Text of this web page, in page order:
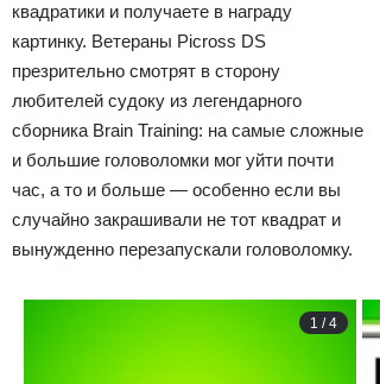
квадратики и получаете в награду
картинку. Ветераны Picross DS
презрительно смотрят в сторону
любителей судоку из легендарного
сборника Brain Training: на самые сложные
и большие головоломки мог уйти почти
час, а то и больше — особенно если вы
случайно закрашивали не тот квадрат и
вынужденно перезапускали головоломку.
1 /4